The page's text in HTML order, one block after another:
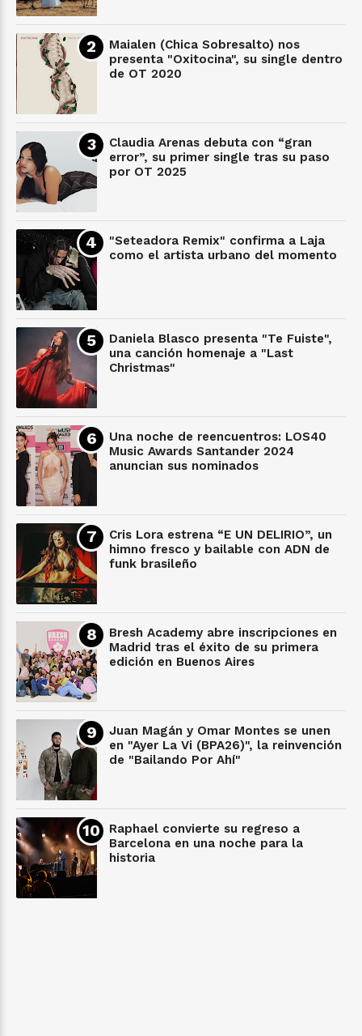
Maialen (Chica Sobresalto) nos
presenta "Oxitocina", su single dentro
de OT 2020
Claudia Arenas debuta con “gran
error”, su primer single tras su paso
por OT 2025
"Seteadora Remix" confirma a Laja
como el artista urbano del momento
Daniela Blasco presenta "Te Fuiste",
una canción homenaje a "Last
Christmas"
Una noche de reencuentros: LOS40
Music Awards Santander 2024
anuncian sus nominados
Cris Lora estrena “E UN DELIRIO”, un
himno fresco y bailable con ADN de
funk brasileño
Bresh Academy abre inscripciones en
Madrid tras el éxito de su primera
edición en Buenos Aires
Juan Magán y Omar Montes se unen
en "Ayer La Vi (BPA26)", la reinvención
de "Bailando Por Ahí"
Raphael convierte su regreso a
Barcelona en una noche para la
historia